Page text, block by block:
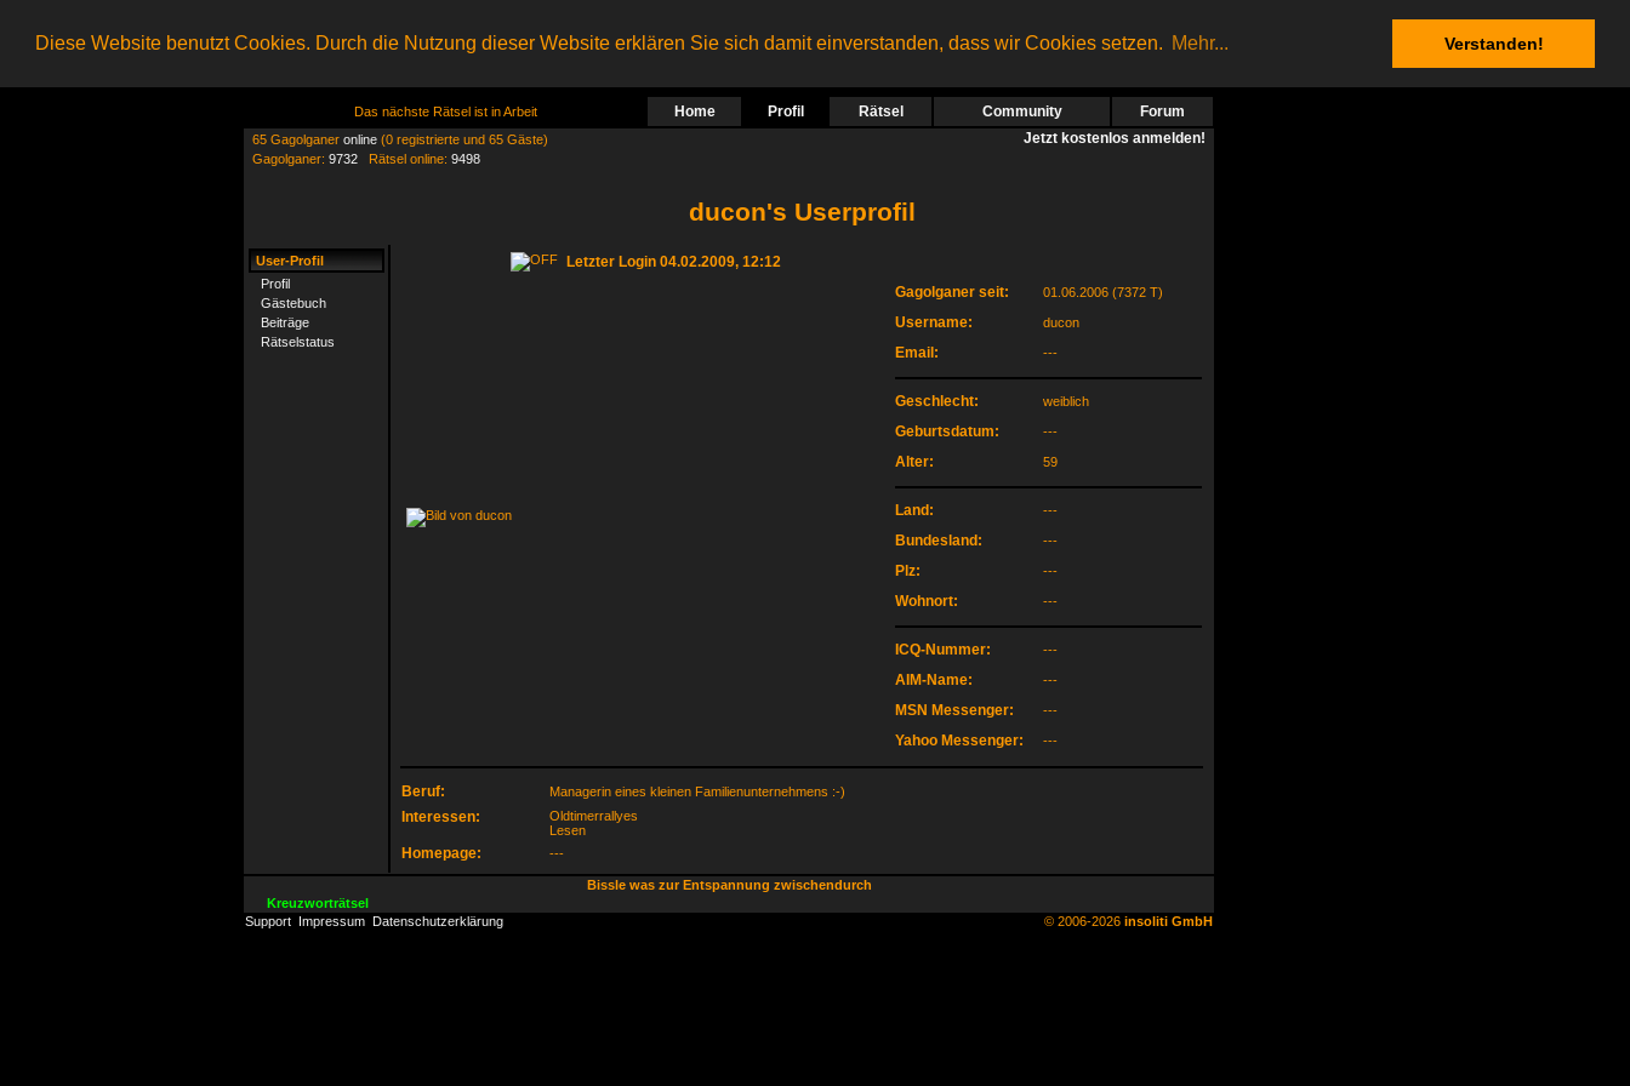
Diese Website benutzt Cookies. Durch die Nutzung dieser Website erklären Sie sich damit einverstanden, dass wir Cookies setzen. Mehr... Verstanden!
Das nächste Rätsel ist in Arbeit Home Profil Rätsel Community Forum
65 Gagolganer online (0 registrierte und 65 Gäste)
Gagolganer: 9732 Rätsel online: 9498
Jetzt kostenlos anmelden!
ducon's Userprofil
User-Profil
Profil
Gästebuch
Beiträge
Rätselstatus
Letzter Login 04.02.2009, 12:12
Gagolganer seit:
01.06.2006 (7372 T)
Username: ducon
Email: ---
Geschlecht: weiblich
Geburtsdatum: ---
Alter: 59
Land: ---
Bundesland: ---
Plz: ---
Wohnort: ---
ICQ-Nummer: ---
AIM-Name: ---
MSN Messenger: ---
Yahoo Messenger: ---
Beruf: Managerin eines kleinen Familienunternehmens :-)
Interessen:
Oldtimerrallyes
Lesen
Homepage: ---
Bissle was zur Entspannung zwischendurch
Kreuzworträtsel
Support Impressum Datenschutzerklärung © 2006-2026 insoliti GmbH